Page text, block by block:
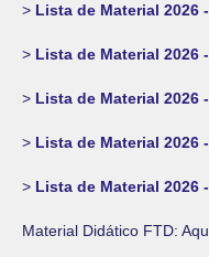
> Lista de Material 2026
> Lista de Material 2026 -
> Lista de Material 2026
> Lista de Material 2026
> Lista de Material 2026
Material Didático FTD: